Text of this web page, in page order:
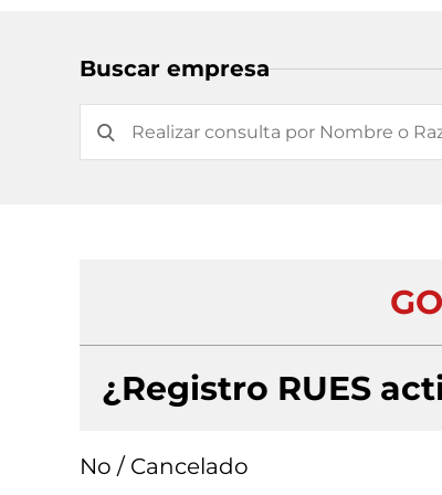
Buscar empresa
¿Registro RUES
No / Cancelado